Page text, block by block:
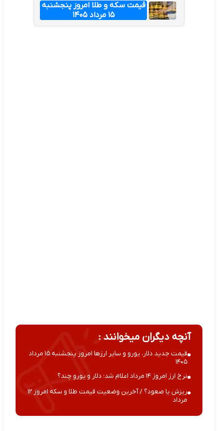
قیمت سکه و طلا امروز پنجشنبه
۱۵ مرداد ۱۴۰۵
آنچه دیگران میخوانند :
قیمت جدید دلار، یورو و سایر ارزها امروز پنجشنبه ۱۵ مرداد
۱۴۰۵
نرخ ارز امروز ۱۴ مرداد اعلام شد؛ دلار و یورو چند؟
ریزش یا صعود؟ / آخرین وضعیت قیمت طلا و سکه امروز ۱۲
مرداد